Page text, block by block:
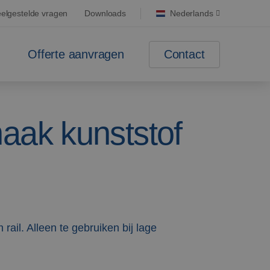
vragen Downloads Nederlands
Offerte aanvragen Contact
kunststof
rail. Alleen te gebruiken bij lage